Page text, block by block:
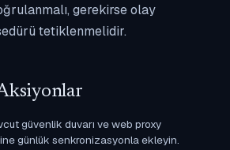
gerekirse olay
tetiklenmelidir.
güvenlik duvarı ve web proxy
günlük senkronizasyonla ekleyin.